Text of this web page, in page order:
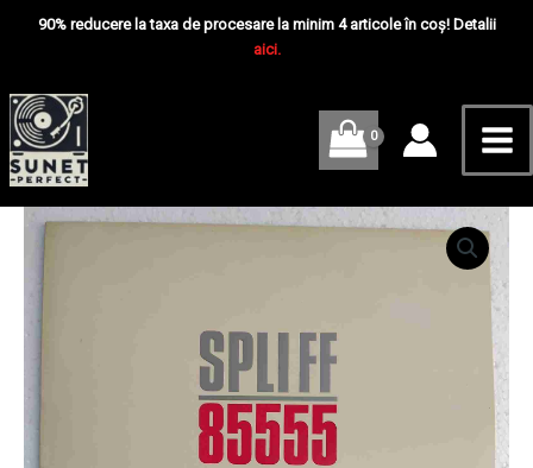
90% reducere la taxa de procesare la minim 4 articole în coș! Detalii
aici.
Cantitate
85555
Disc